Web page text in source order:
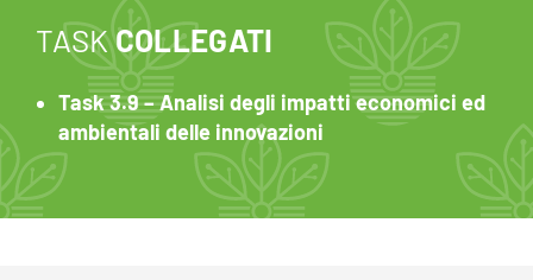
TASKCOLLEGATI
Task 3.9 – Analisi degli impatti economici ed
ambientali delle innovazioni